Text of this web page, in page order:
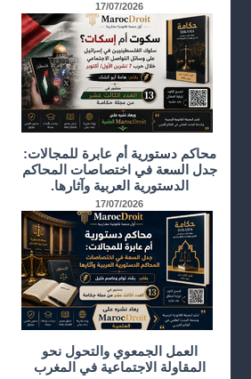
17/07/2026
محاكم دستورية أم عابرة للمجالات:
جدل السعة في اختصاصات المحاكم
الدستورية العربية وآثارها.
17/07/2026
العمل الجمعوي والتحول نحو
المقاولة الاجتماعية في المغرب